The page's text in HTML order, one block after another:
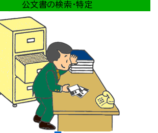
公文書の検索・特定